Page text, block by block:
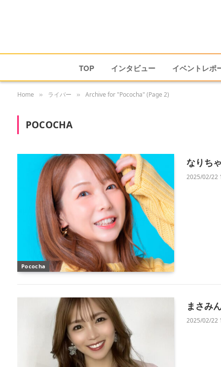
TOP インタビュー イベントレポ
Home » ライバー » Archive for "Pococha" (Page 2)
POCOCHA
Pococha
なりち
2025/02/22
まさみ
2025/02/22